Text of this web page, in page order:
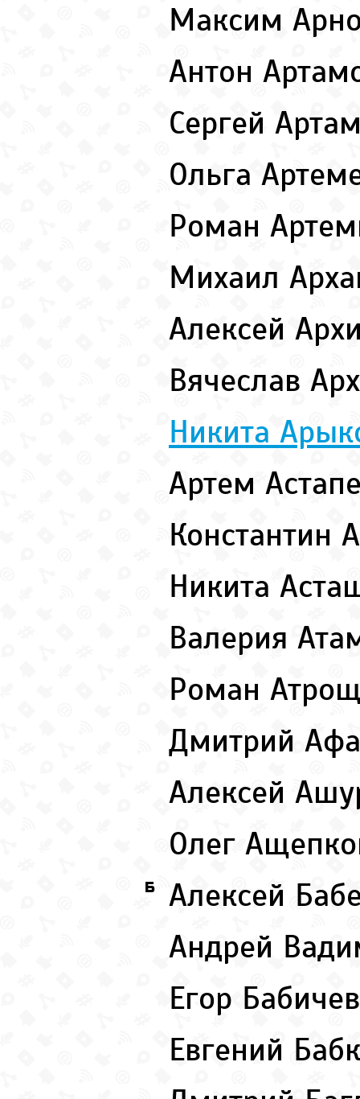
Максим
Антон
Сергей
Ольга
Роман
Михаил
Алексей
Вячеслав
Никита
Артем
Константин
Никита
Валерия
Роман
Дмитрий
Алексей
Олег
Б
Алексей
Андрей
Егор
Евгений